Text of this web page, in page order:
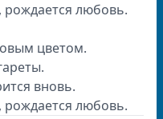
рождается любовь.
цветом.
вновь.
рождается любовь.